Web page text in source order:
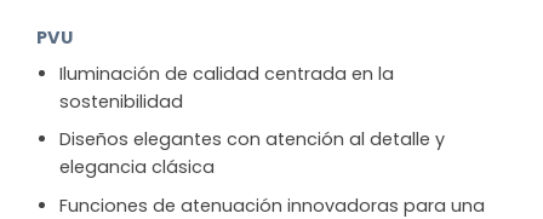
PVU
Iluminación de calidad centrada en la
sostenibilidad
Diseños elegantes con atención al detalle y
elegancia clásica
Funciones de atenuación innovadoras para una